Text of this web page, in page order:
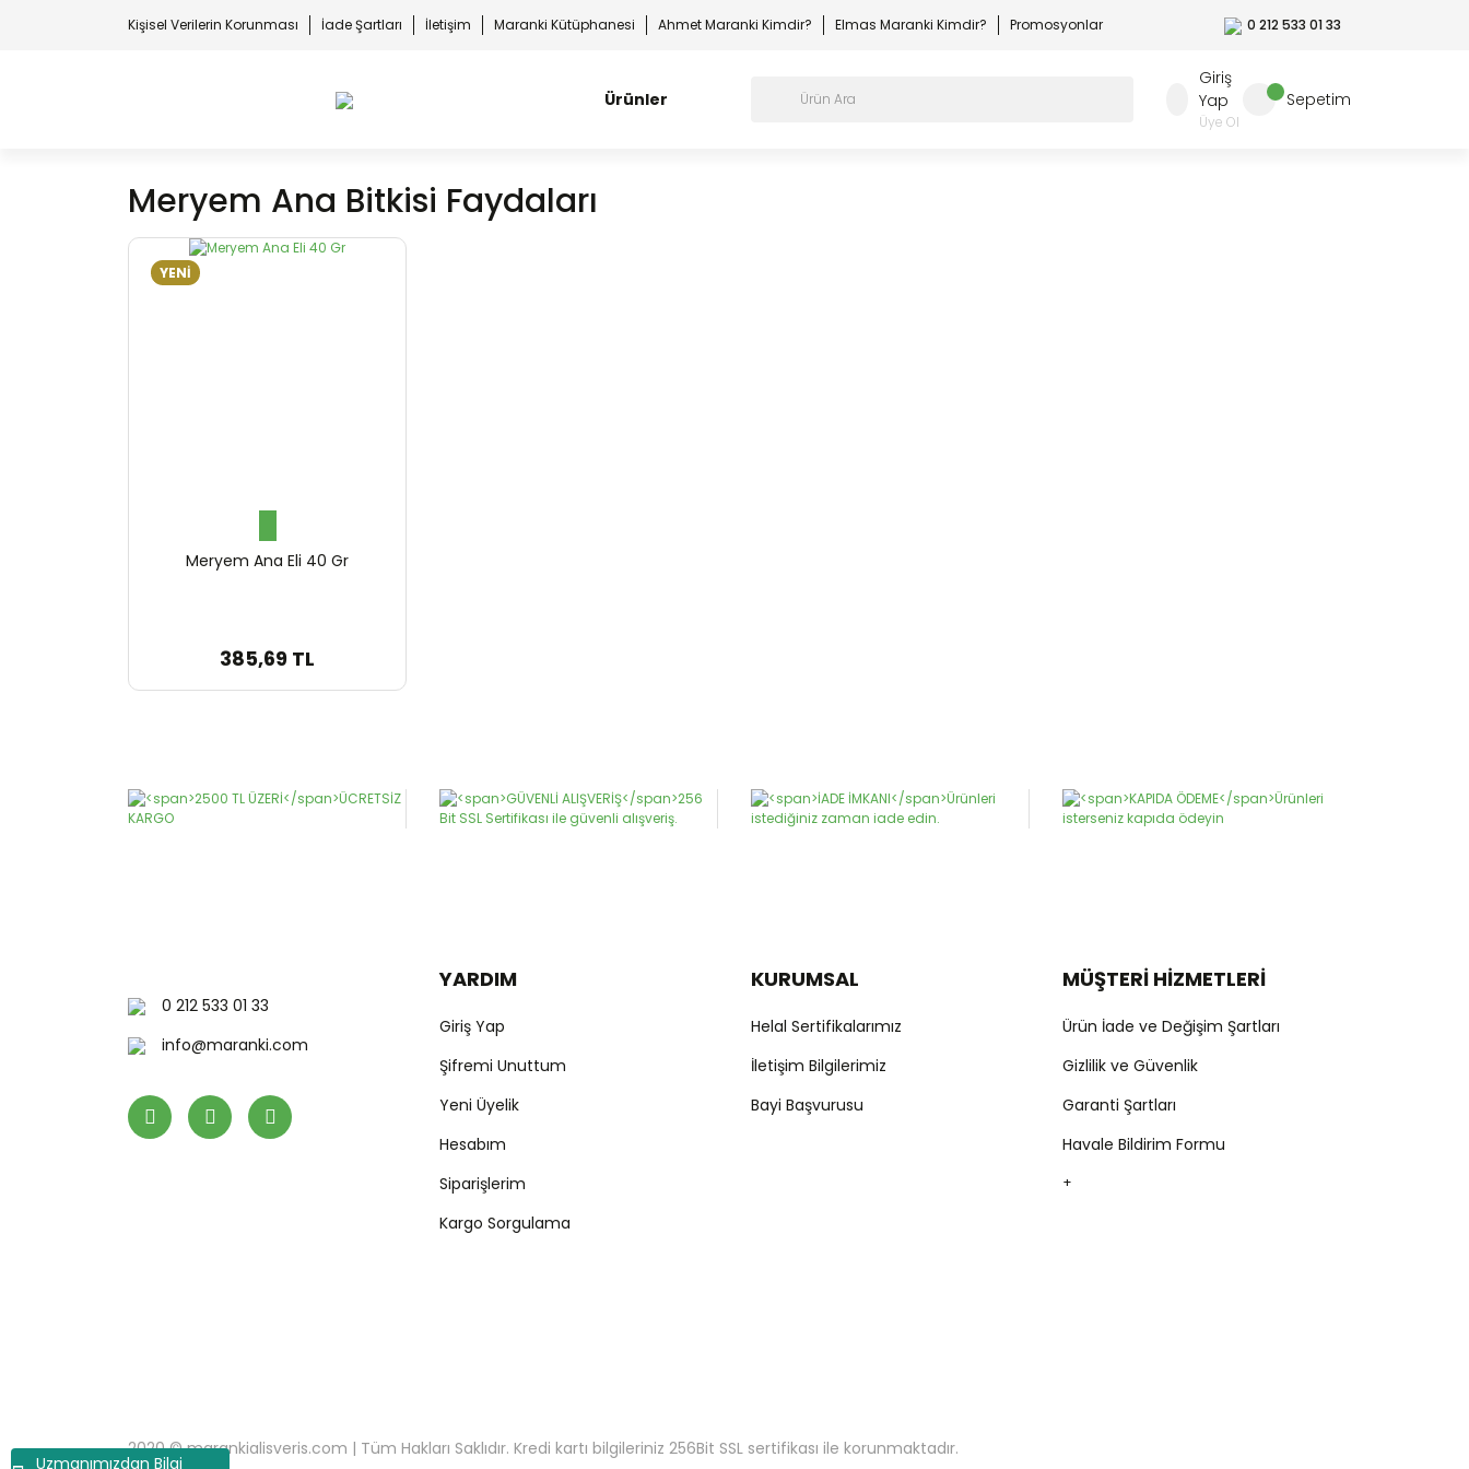
Uzmanımızdan Bilgi
Kişisel Verilerin Korunması İade Şartları İletişim Maranki Kütüphanesi Ahmet Maranki Kimdir? Elmas Maranki Kimdir? Promosyonlar 0 212 533 01 33
Ürünler
Giriş
Yap
Üye Ol
Sepetim
Meryem Ana Bitkisi Faydaları
YENİ
Meryem Ana Eli 40 Gr
385,69 TL
0 212 533 01 33
info@maranki.com
YARDIM
Giriş Yap
Şifremi Unuttum
Yeni Üyelik
Hesabım
Siparişlerim
Kargo Sorgulama
KURUMSAL
Helal Sertifikalarımız
İletişim Bilgilerimiz
Bayi Başvurusu
MÜŞTERİ HİZMETLERİ
Ürün İade ve Değişim Şartları
Gizlilik ve Güvenlik
Garanti Şartları
Havale Bildirim Formu
+
2020 © marankialisveris.com | Tüm Hakları Saklıdır. Kredi kartı bilgileriniz 256Bit SSL sertifikası ile korunmaktadır.